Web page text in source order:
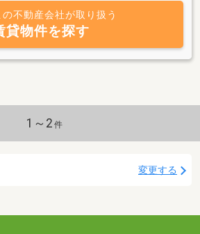
の不動産会社が取り扱う
貸物件を探す
1～2 件
変更する